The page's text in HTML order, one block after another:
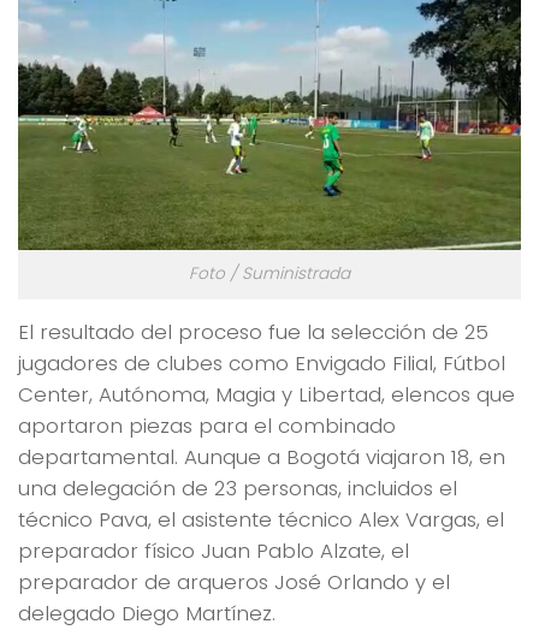
Foto / Suministrada
El resultado del proceso fue la selección de 25
jugadores de clubes como Envigado Filial, Fútbol
Center, Autónoma, Magia y Libertad, elencos que
aportaron piezas para el combinado
departamental. Aunque a Bogotá viajaron 18, en
una delegación de 23 personas, incluidos el
técnico Pava, el asistente técnico Alex Vargas, el
preparador físico Juan Pablo Alzate, el
preparador de arqueros José Orlando y el
delegado Diego Martínez.